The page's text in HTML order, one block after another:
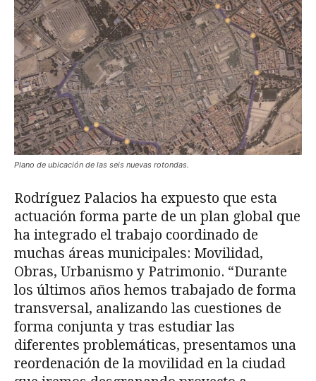
Plano de ubicación de las seis nuevas rotondas.
Rodríguez Palacios ha expuesto que esta
actuación forma parte de un plan global que
ha integrado el trabajo coordinado de
muchas áreas municipales: Movilidad,
Obras, Urbanismo y Patrimonio. “Durante
los últimos años hemos trabajado de forma
transversal, analizando las cuestiones de
forma conjunta y tras estudiar las
diferentes problemáticas, presentamos una
reordenación de la movilidad en la ciudad